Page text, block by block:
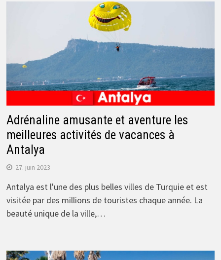
Adrénaline amusante et aventure les
meilleures activités de vacances à
Antalya
27. juin 2023
Antalya est l'une des plus belles villes de Turquie et est
visitée par des millions de touristes chaque année. La
beauté unique de la ville,…